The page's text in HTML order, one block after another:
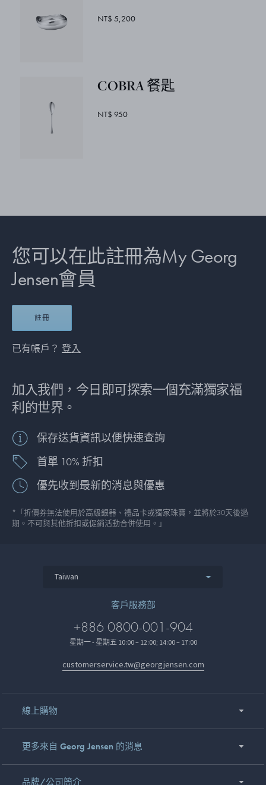
NT$ 5,200
COBRA 餐匙
NT$ 950
您可以在此註冊為My Georg
Jensen會員
註冊
已有帳戶？ 登入
加入我們，今日即可探索一個充滿獨家福
利的世界。
保存送貨資訊以便快速查詢
首單 10% 折扣
優先收到最新的消息與優惠
*「折價券無法使用於高級銀器、禮品卡或獨家珠寶，並將於30天後過
期。不可與其他折扣或促銷活動合併使用。」
Taiwan
客戶服務部
+886 0800-001-904
星期一 - 星期五 10:00 – 12:00; 14:00 – 17:00
customerservice.tw@georgjensen.com
線上購物
更多來自 Georg Jensen 的消息
品牌/公司簡介